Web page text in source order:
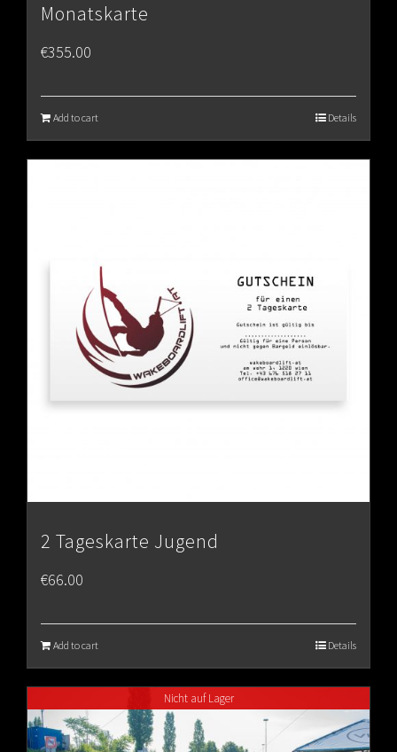
Monatskarte
€355.00
Add to cart Details
2 Tageskarte Jugend
€66.00
Add to cart Details
Nicht auf Lager